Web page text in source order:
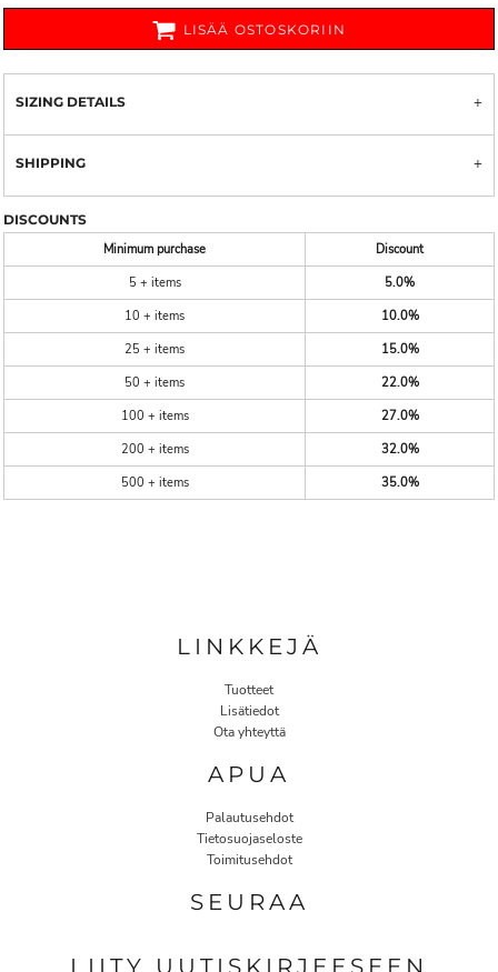
LISÄÄ OSTOSKORIIN
SIZING DETAILS
SHIPPING
DISCOUNTS
Minimum purchase
Discount
5 + items
5.0%
10 + items
10.0%
25 + items
15.0%
50 + items
22.0%
100 + items
27.0%
200 + items
32.0%
500 + items
35.0%
LINKKEJÄ
Tuotteet
Lisätiedot
Ota yhteyttä
APUA
Palautusehdot
Tietosuojaseloste
Toimitusehdot
SEURAA
LIITY UUTISKIRJEESEEN